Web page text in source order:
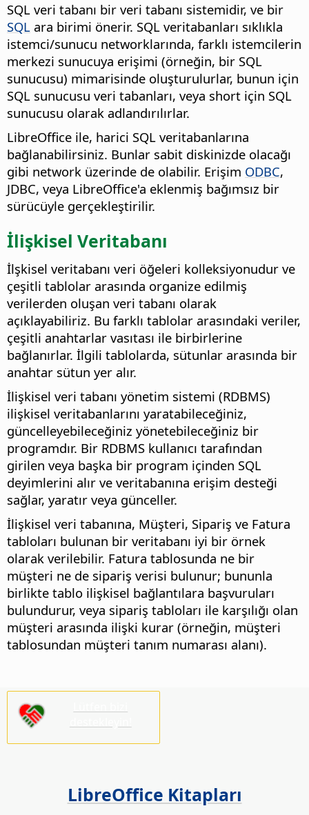
SQL veri tabanı bir veri tabanı sistemidir, ve bir
SQL ara birimi önerir. SQL veritabanları sıklıkla
istemci/sunucu networklarında, farklı istemcilerin
merkezi sunucuya erişimi (örneğin, bir SQL
sunucusu) mimarisinde oluşturulurlar, bunun için
SQL sunucusu veri tabanları, veya short için SQL
sunucusu olarak adlandırılırlar.
LibreOffice ile, harici SQL veritabanlarına
bağlanabilirsiniz. Bunlar sabit diskinizde olacağı
gibi network üzerinde de olabilir. Erişim ODBC,
JDBC, veya LibreOffice'a eklenmiş bağımsız bir
sürücüyle gerçekleştirilir.
İlişkisel Veritabanı
İlşkisel veritabanı veri öğeleri kolleksiyonudur ve
çeşitli tablolar arasında organize edilmiş
verilerden oluşan veri tabanı olarak
açıklayabiliriz. Bu farklı tablolar arasındaki veriler,
çeşitli anahtarlar vasıtası ile birbirlerine
bağlanırlar. İlgili tablolarda, sütunlar arasında bir
anahtar sütun yer alır.
İlişkisel veri tabanı yönetim sistemi (RDBMS)
ilişkisel veritabanlarını yaratabileceğiniz,
güncelleyebileceğiniz yönetebileceğiniz bir
programdır. Bir RDBMS kullanıcı tarafından
girilen veya başka bir program içinden SQL
deyimlerini alır ve veritabanına erişim desteği
sağlar, yaratır veya günceller.
İlişkisel veri tabanına, Müşteri, Sipariş ve Fatura
tabloları bulunan bir veritabanı iyi bir örnek
olarak verilebilir. Fatura tablosunda ne bir
müşteri ne de sipariş verisi bulunur; bununla
birlikte tablo ilişkisel bağlantılara başvuruları
bulundurur, veya sipariş tabloları ile karşılığı olan
müşteri arasında ilişki kurar (örneğin, müşteri
tablosundan müşteri tanım numarası alanı).
LibreOffice Kitapları